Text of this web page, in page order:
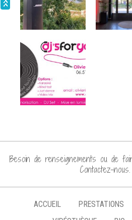
Prestation mariage @ La
Chevalerie 08/2020
Prestation @ Le Prieuré St
Prestation mariage @ Chateau
Mariage @ Le Prieuré St Ellier
Animation Dj set pour soirée
Rétrospective 2019
Wedding Awards 2019
Mariage de A & S le 6/4/19
Besoin de renseignements ou de
Contactez-nous.
ACCUEIL PRESTATIONS